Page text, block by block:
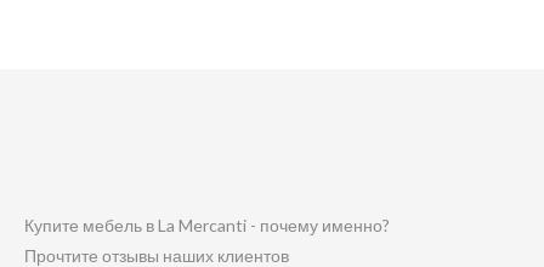
Купите мебель в La Mercanti - почему именно?
Прочтите отзывы наших клиентов